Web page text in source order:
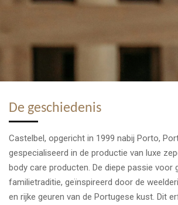
De geschiedenis
Castelbel, opgericht in 1999 nabij Porto,
gespecialiseerd in de productie van luxe
body care producten. De diepe passie voor
familietraditie, geïnspireerd door de
en rijke geuren van de Portugese kust. Dit